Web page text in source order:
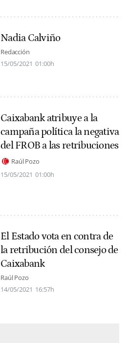
Nadia Calviño
Redacción
15/05/2021 01:00h
Caixabank atribuye a la
campaña política la negativa
del FROB a las retribuciones
Raúl Pozo
15/05/2021 01:00h
El Estado vota en contra de
la retribución del consejo de
Caixabank
Raúl Pozo
14/05/2021 16:57h